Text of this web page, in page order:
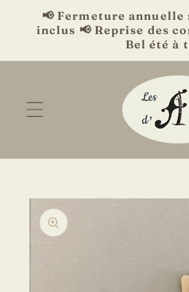
passer
au
📢 Fermeture
inclus 📢 Reprise des
Bel été à
Passer aux
informations
produits